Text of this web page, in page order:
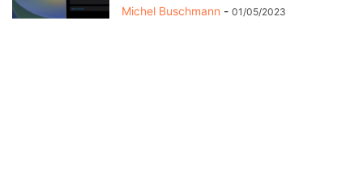
Michel Buschmann - 01/05/2023